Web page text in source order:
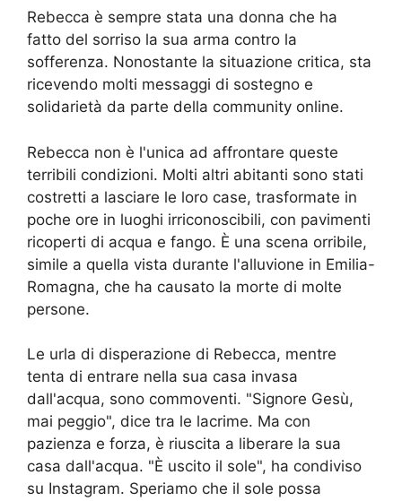
Rebecca è sempre stata una donna che ha
fatto del sorriso la sua arma contro la
sofferenza. Nonostante la situazione critica, sta
ricevendo molti messaggi di sostegno e
solidarietà da parte della community online.
Rebecca non è l'unica ad affrontare queste
terribili condizioni. Molti altri abitanti sono stati
costretti a lasciare le loro case, trasformate in
poche ore in luoghi irriconoscibili, con pavimenti
ricoperti di acqua e fango. È una scena orribile,
simile a quella vista durante l'alluvione in Emilia-
Romagna, che ha causato la morte di molte
persone.
Le urla di disperazione di Rebecca, mentre
tenta di entrare nella sua casa invasa
dall'acqua, sono commoventi. "Signore Gesù,
mai peggio", dice tra le lacrime. Ma con
pazienza e forza, è riuscita a liberare la sua
casa dall'acqua. "È uscito il sole", ha condiviso
su Instagram. Speriamo che il sole possa